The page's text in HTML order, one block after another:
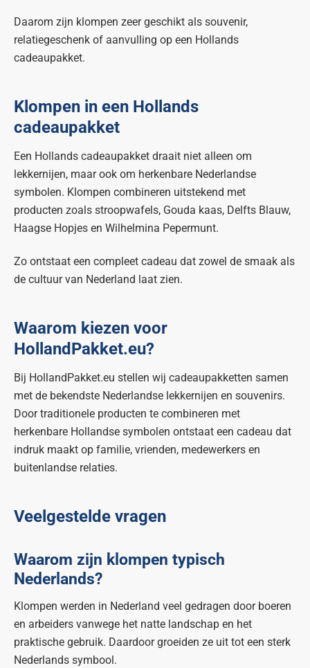
Daarom zijn klompen zeer geschikt als souvenir,
relatiegeschenk of aanvulling op een Hollands
cadeaupakket.
Klompen in een Hollands
cadeaupakket
Een Hollands cadeaupakket draait niet alleen om
lekkernijen, maar ook om herkenbare Nederlandse
symbolen. Klompen combineren uitstekend met
producten zoals stroopwafels, Gouda kaas, Delfts Blauw,
Haagse Hopjes en Wilhelmina Pepermunt.
Zo ontstaat een compleet cadeau dat zowel de smaak als
de cultuur van Nederland laat zien.
Waarom kiezen voor
HollandPakket.eu?
Bij HollandPakket.eu stellen wij cadeaupakketten samen
met de bekendste Nederlandse lekkernijen en souvenirs.
Door traditionele producten te combineren met
herkenbare Hollandse symbolen ontstaat een cadeau dat
indruk maakt op familie, vrienden, medewerkers en
buitenlandse relaties.
Veelgestelde vragen
Waarom zijn klompen typisch
Nederlands?
Klompen werden in Nederland veel gedragen door boeren
en arbeiders vanwege het natte landschap en het
praktische gebruik. Daardoor groeiden ze uit tot een sterk
Nederlands symbool.